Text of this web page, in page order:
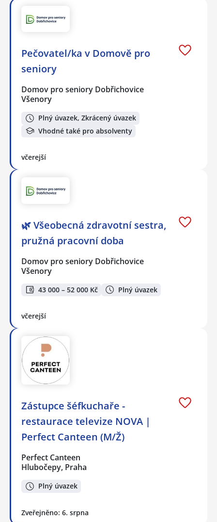
Pečovatel/ka v Domově pro
seniory
Domov pro seniory Dobřichovice
Všenory
Plný úvazek, Zkrácený úvazek
Vhodné také pro absolventy
včerejší
🌿 Všeobecná zdravotní sestra,
pružná pracovní doba
Domov pro seniory Dobřichovice
Všenory
43 000 – 52 000 Kč Plný úvazek
včerejší
Zástupce šéfkuchaře -
restaurace televize NOVA |
Perfect Canteen (M/Ž)
Perfect Canteen
Hlubočepy, Praha
Plný úvazek
Zveřejněno: 6. srpna